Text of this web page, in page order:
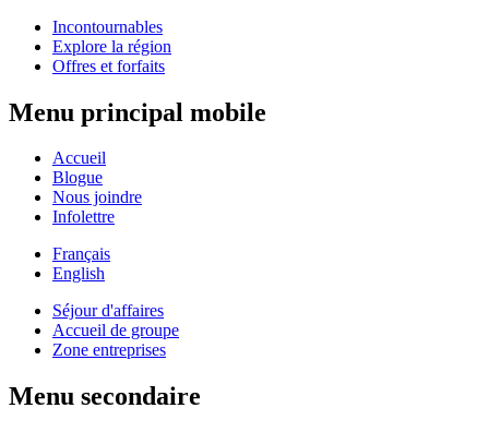
Incontournables
Explore la région
Offres et forfaits
Menu principal mobile
Accueil
Blogue
Nous joindre
Infolettre
Français
English
Séjour d'affaires
Accueil de groupe
Zone entreprises
Menu secondaire